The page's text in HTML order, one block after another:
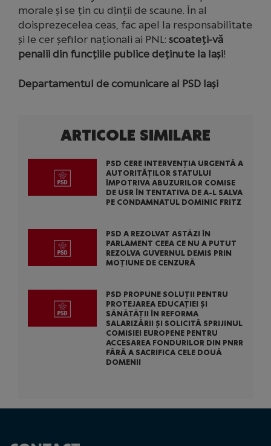
morale și se țin cu dinții de scaune. În al
doisprezecelea ceas, fac apel la responsabilitate
și le cer șefilor naționali ai PNL: scoateți-vă
penalii din funcțiile publice deținute la Iași!
Departamentul de comunicare al PSD Iași
ARTICOLE SIMILARE
PSD CERE INTERVENȚIA URGENTĂ A
AUTORITĂȚILOR STATULUI
ÎMPOTRIVA ABUZURILOR COMISE
DE USR ÎN TENTATIVA DE A-L SALVA
PE CONDAMNATUL DOMINIC FRITZ
PSD A REZOLVAT ASTĂZI ÎN
PARLAMENT CEEA CE NU A PUTUT
REZOLVA GUVERNUL DEMIS PRIN
MOȚIUNE DE CENZURĂ
PSD PROPUNE SOLUȚII PENTRU
PROTEJAREA EDUCAȚIEI ȘI
SĂNĂTĂȚII ÎN REFORMA
SALARIZĂRII ȘI SOLICITĂ SPRIJINUL
COMISIEI EUROPENE PENTRU
ACCESAREA FONDURILOR DIN PNRR
FĂRĂ A SACRIFICA CELE DOUĂ
DOMENII